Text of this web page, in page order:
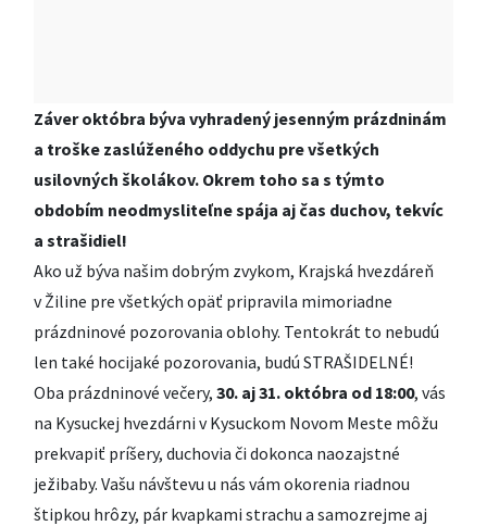
Záver októbra býva vyhradený jesenným prázdninám
a troške zaslúženého oddychu pre všetkých
usilovných školákov. Okrem toho sa s týmto
obdobím neodmysliteľne spája aj čas duchov, tekvíc
a strašidiel!
Ako už býva našim dobrým zvykom, Krajská hvezdáreň
v Žiline pre všetkých opäť pripravila mimoriadne
prázdninové pozorovania oblohy. Tentokrát to nebudú
len také hocijaké pozorovania, budú STRAŠIDELNÉ!
Oba prázdninové večery, 30. aj 31. októbra od 18:00, vás
na Kysuckej hvezdárni v Kysuckom Novom Meste môžu
prekvapiť príšery, duchovia či dokonca naozajstné
ježibaby. Vašu návštevu u nás vám okorenia riadnou
štipkou hrôzy, pár kvapkami strachu a samozrejme aj